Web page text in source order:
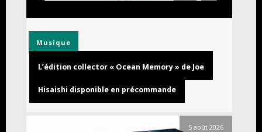
Musique
L’édition collector « Ocean Memory » de Joe
Hisaishi disponible en précommande
5 août 2026